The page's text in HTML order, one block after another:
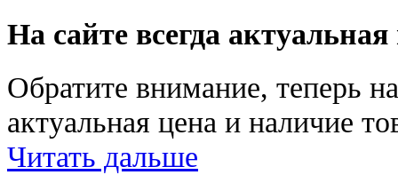
На сайте всегда
Обратите внимание, теперь
актуальная цена и наличие
Читать дальше